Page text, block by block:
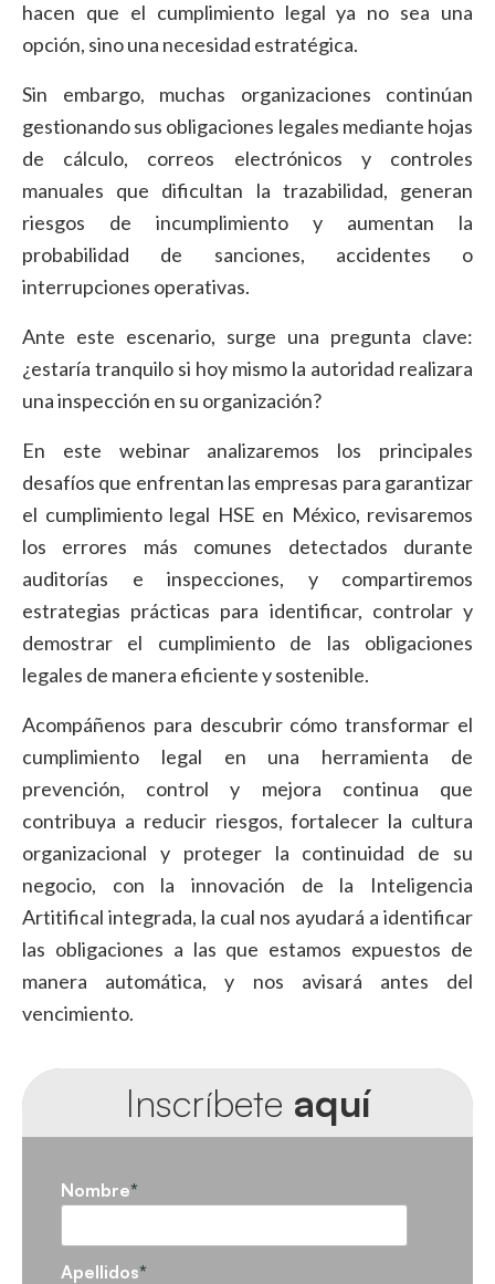
hacen que el cumplimiento legal ya no sea una
opción, sino una necesidad estratégica.
Sin embargo, muchas organizaciones continúan
gestionando sus obligaciones legales mediante hojas
de cálculo, correos electrónicos y controles
manuales que dificultan la trazabilidad, generan
riesgos de incumplimiento y aumentan la
probabilidad de sanciones, accidentes o
interrupciones operativas.
Ante este escenario, surge una pregunta clave:
¿estaría tranquilo si hoy mismo la autoridad realizara
una inspección en su organización?
En este webinar analizaremos los principales
desafíos que enfrentan las empresas para garantizar
el cumplimiento legal HSE en México, revisaremos
los errores más comunes detectados durante
auditorías e inspecciones, y compartiremos
estrategias prácticas para identificar, controlar y
demostrar el cumplimiento de las obligaciones
legales de manera eficiente y sostenible.
Acompáñenos para descubrir cómo transformar el
cumplimiento legal en una herramienta de
prevención, control y mejora continua que
contribuya a reducir riesgos, fortalecer la cultura
organizacional y proteger la continuidad de su
negocio, con la innovación de la Inteligencia
Artitifical integrada, la cual nos ayudará a identificar
las obligaciones a las que estamos expuestos de
manera automática, y nos avisará antes del
vencimiento.
Inscríbete aquí
Nombre*
Apellidos*